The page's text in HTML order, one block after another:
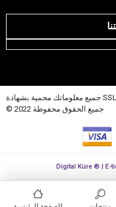
© 2022 جميع الحقوق محفوظة
Digital Küre ® | E-